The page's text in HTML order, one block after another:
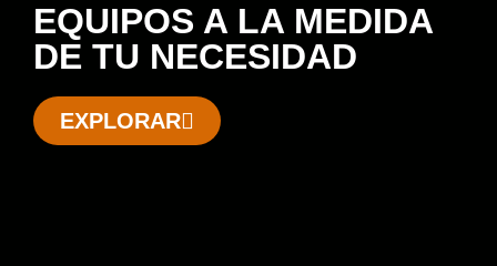
EQUIPOS A LA MEDIDA
DE TU NECESIDAD
EXPLORAR